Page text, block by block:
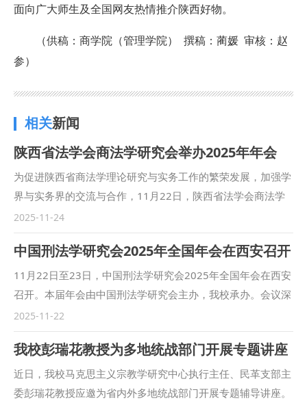
面向广大师生及全国网友热情推介陕西好物。
（供稿：商学院（管理学院） 撰稿： 蔺媛 审核：赵
参）
相关新闻
陕西省法学会商法学研究会举办2025年年会
为促进陕西省商法学理论研究与实务工作的繁荣发展，加强学
界与实务界的交流与合作，11月22日，陕西省法学会商法学
研究会年会在海普睿诚律师事务所召开。本次会议由陕西省法
学会商法学研究会主办，我校民商法学院、陕西海普睿诚律师
事务所承办。来自我省专家学者以及司法系统、律师行业等实
务界人士共计80余人参会。 陕西省法学会商法学研究会会长
郭升选教授主持开幕式。我校党委副书记张军政，海普睿诚律
师事务所副主任林显春分别致辞。 张军政在致辞中表示本次
年会是在新《中华人民共和国公司法》司法解释征求意见稿以
及企业破产法修订草案的背景下召开，希望各位同仁能围绕会
议主题充分交流学术思想，促进学界与实务界的交流。 主旨
发言与研讨环节由我校民商法学院副院长凤建军副教授主持。
2025-11-24
中国刑法学研究会2025年全国年会在西安召开
11月22日至23日，中国刑法学研究会2025年全国年会在西安
召开。本届年会由中国刑法学研究会主办，我校承办。会议深
入学习贯彻习近平法治思想，学习贯彻党的二十届四中全会精
神和中央全面依法治国工作会议精神，以“高质量发展、高水
平安全的刑法保障”为主题，围绕我国刑法学发展中的重大理
论和实践问题展开深入研讨。来自国内刑事法学界的专家学者
及实务界代表等近五百人出席本届年会。 开幕式上，“人民教
2025-11-22
我校彭瑞花教授为多地统战部门开展专题讲座
近日，我校马克思主义宗教学研究中心执行主任、民革支部主
委彭瑞花教授应邀为省内外多地统战部门开展专题辅导讲座。